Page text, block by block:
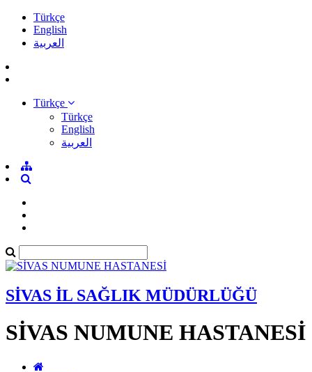
Türkçe
English
العربية
Türkçe
Türkçe
English
العربية
SİVAS İL SAĞLIK MÜDÜRLÜĞÜ
SİVAS NUMUNE HASTANESİ